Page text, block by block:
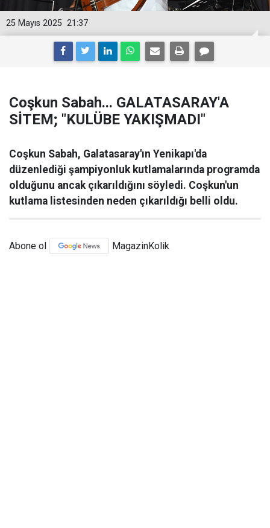
21:37
25 Mayıs 2025
Coşkun Sabah... GALATASARAY'A
SİTEM; "KULÜBE YAKIŞMADI"
Coşkun Sabah, Galatasaray'ın Yenikapı'da
düzenlediği şampiyonluk kutlamalarında programda
olduğunu ancak çıkarıldığını söyledi. Coşkun'un
kutlama listesinden neden çıkarıldığı belli oldu.
Abone ol MagazinKolik